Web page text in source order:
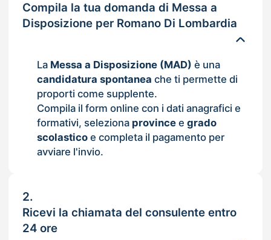
Compila la tua domanda di Messa a
Disposizione per Romano Di Lombardia
La Messa a Disposizione (MAD) è una
candidatura spontanea che ti permette di
proporti come supplente.
Compila il form online con i dati anagrafici e
formativi, seleziona provincee grado
scolasticoe completa il pagamento per
avviare l'invio.
2.
Ricevi la chiamata del consulente entro
24 ore